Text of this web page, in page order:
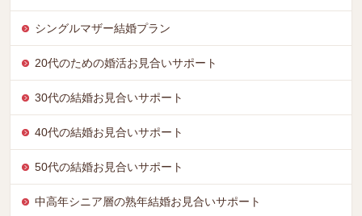
シングルマザー結婚プラン
20代のための婚活お見合いサポート
30代の結婚お見合いサポート
40代の結婚お見合いサポート
50代の結婚お見合いサポート
中高年シニア層の熟年結婚お見合いサポート